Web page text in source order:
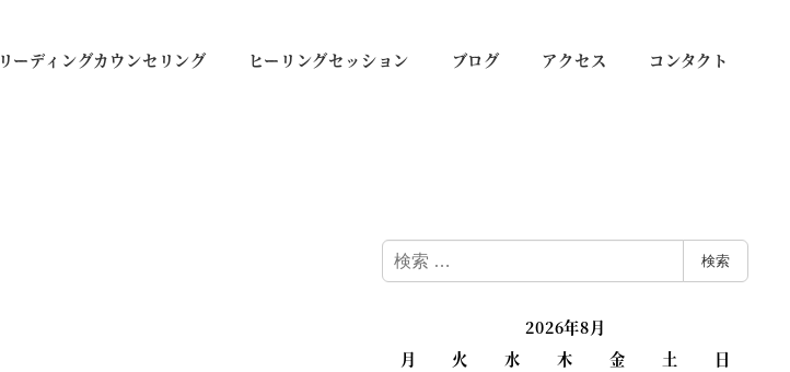
リーディングカウンセリング ヒーリングセッション ブログ アクセス コンタクト
検
索
検索
2026年8月
月
火 水 木 金 土
日